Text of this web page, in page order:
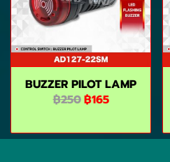
BUZZER PILOT LAMP
฿250฿165